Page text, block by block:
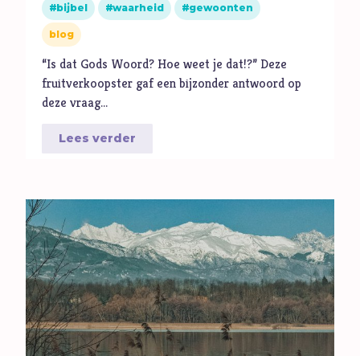
bijbel waarheid gewoonten
blog
“Is dat Gods Woord? Hoe weet je dat!?” Deze
fruitverkoopster gaf een bijzonder antwoord op
deze vraag…
Lees verder